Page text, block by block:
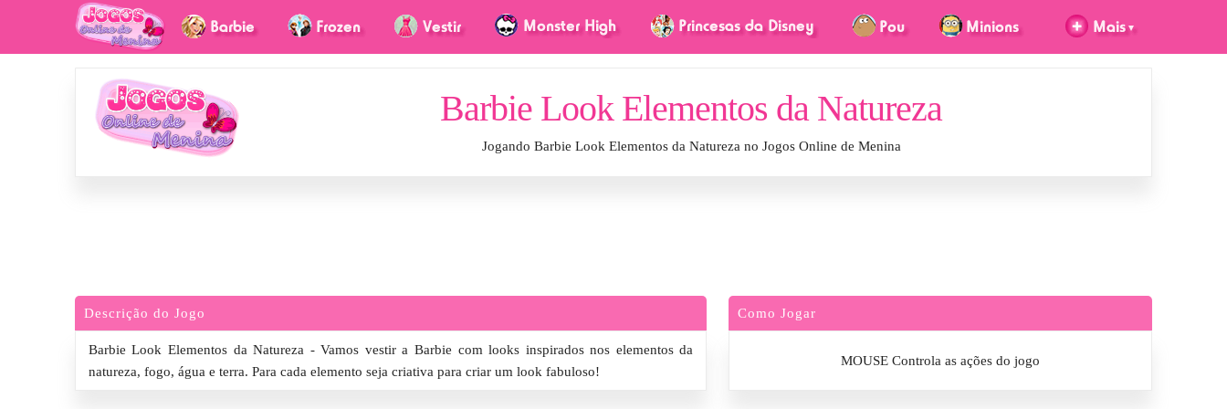
Barbie Look Elementos da Natureza
Jogando Barbie Look Elementos da Natureza no Jogos Online de Menina
Descrição do Jogo
Barbie Look Elementos da Natureza - Vamos vestir a Barbie com looks inspirados nos elementos da
natureza, fogo, água e terra. Para cada elemento seja criativa para criar um look fabuloso!
Como Jogar
MOUSE Controla as ações do jogo